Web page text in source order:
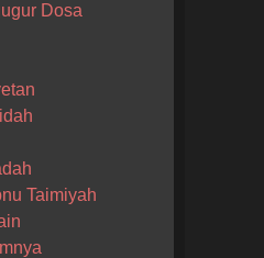
Dosa
Taimiyah